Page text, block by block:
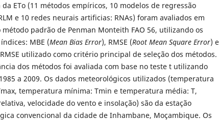
ETo (11 métodos empíricos, 10 modelos de regressão
e 10 redes neurais artificias: RNAs) foram avaliados em
método padrão de Penman Monteith FAO 56, utilizando os
MBE (Mean Bias Error), RMSE (Root Mean Square Error) e
utilizado como critério principal de seleção dos métodos.
dos métodos foi avaliada com base no teste t utilizando
a 2009. Os dados meteorológicos utilizados (temperatura
temperatura mínima: Tmin e temperatura média: T,
velocidade do vento e insolação) são da estação
convencional da cidade de Inhambane, Moçambique. Os